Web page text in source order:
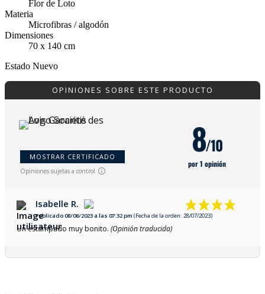
Flor de Loto
Materia
Microfibras / algodón
Dimensiones
70 x 140 cm
Estado Nuevo
OPINIONES SOBRE ESTE PRODUCTO
MOSTRAR CERTIFICADO
Opiniones sujetas a control
8/10
por 1 opinión
Isabelle R.
Publicado 08/08/2023 a las 07:32 pm (Fecha de la orden: 28/07/2023)
Un estampado muy bonito. (Opinión traducida)